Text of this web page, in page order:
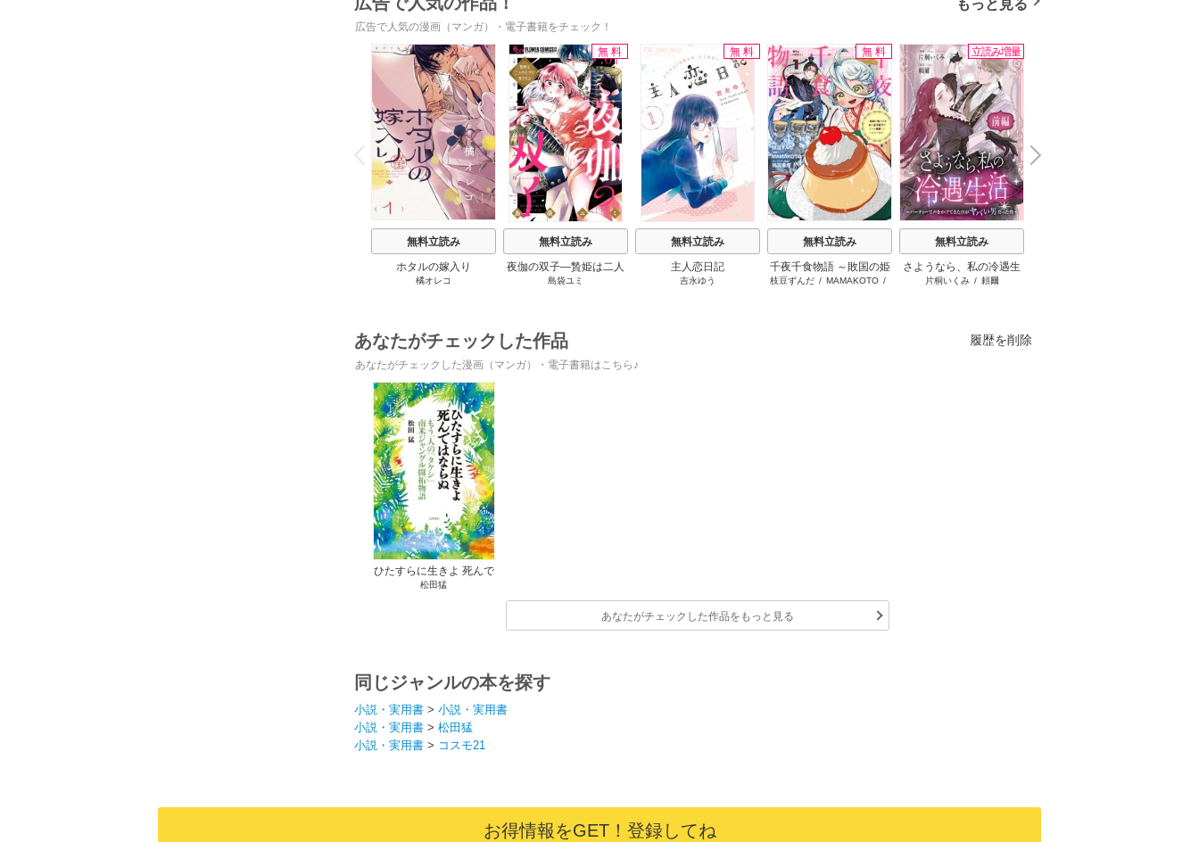
もっと見る
広告で人気の漫画（マンガ）・電子書籍をチェック！
P
r
e
v
i
o
u
s
無料立読み
ホタルの嫁入り
橘オレコ
無料
無料立読み
夜伽の双子―贄姫は二人
の王子に愛される―
島袋ユミ
無料
無料立読み
主人恋日記
吉永ゆう
無料
無料立読み
千夜千食物語 ～敗国の姫
ですが氷の皇子殿下がど
枝豆ずんだ/ MAMAKOTO/
立読み増量
無料立読み
さようなら、私の冷遇生
活 ～パーティーで声をか
片桐いくみ/ 頼爾
N
e
x
t
あなたがチェックした作品 履歴を削除
あなたがチェックした漫画（マンガ）・電子書籍はこちら♪
ひたすらに生きよ 死んで
はならぬ
松田猛
あなたがチェックした作品をもっと見る
同じジャンルの本を探す
小説・実用書 > 小説・実用書
小説・実用書 > 松田猛
小説・実用書 > コスモ21
お得情報をGET！登録してね